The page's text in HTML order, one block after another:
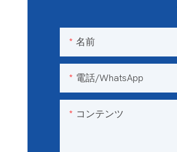
名前
電話/WhatsApp
コンテンツ